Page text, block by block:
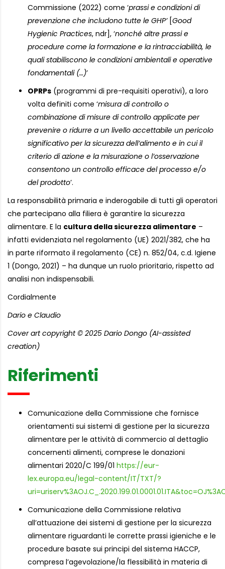
Commissione (2022) come ‘prassi e condizioni di
prevenzione che includono tutte le GHP’[Good
Hygienic Practices, ndr], ‘nonché altre prassi e
procedure come la formazione e la rintracciabilità, le
quali stabiliscono le condizioni ambientali e operative
fondamentali (…)’
OPRPs (programmi di pre-requisiti operativi), a loro
volta definiti come ‘misura di controllo o
combinazione di misure di controllo applicate per
prevenire o ridurre a un livello accettabile un pericolo
significativo per la sicurezza dell’alimento e in cui il
criterio di azione e la misurazione o l’osservazione
consentono un controllo efficace del processo e/o
del prodotto’.
La responsabilità primaria e inderogabile di tutti gli operatori
che partecipano alla filiera è garantire la sicurezza
alimentare. E la cultura della sicurezza alimentare –
infatti evidenziata nel regolamento (UE) 2021/382, che ha
in parte riformato il regolamento (CE) n. 852/04, c.d. Igiene
1 (Dongo, 2021) – ha dunque un ruolo prioritario, rispetto ad
analisi non indispensabili.
Cordialmente
Dario e Claudio
Cover art copyright © 2025 Dario Dongo (AI-assisted
creation)
Riferimenti
Comunicazione della Commissione che fornisce
orientamenti sui sistemi di gestione per la sicurezza
alimentare per le attività di commercio al dettaglio
concernenti alimenti, comprese le donazioni
alimentari 2020/C 199/01 https://eur-
lex.europa.eu/legal-content/IT/TXT/?
Comunicazione della Commissione relativa
all’attuazione dei sistemi di gestione per la sicurezza
alimentare riguardanti le corrette prassi igieniche e le
procedure basate sui principi del sistema HACCP,
compresa l’agevolazione/la flessibilità in materia di